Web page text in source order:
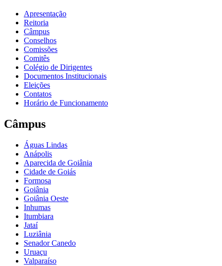
Apresentação
Reitoria
Câmpus
Conselhos
Comissões
Comitês
Colégio de Dirigentes
Documentos Institucionais
Eleições
Contatos
Horário de Funcionamento
Câmpus
Águas Lindas
Anápolis
Aparecida de Goiânia
Cidade de Goiás
Formosa
Goiânia
Goiânia Oeste
Inhumas
Itumbiara
Jataí
Luziânia
Senador Canedo
Uruaçu
Valparaíso